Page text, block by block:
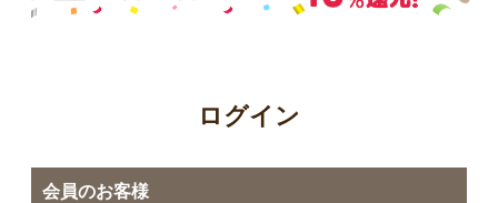
ログイン
会員のお客様